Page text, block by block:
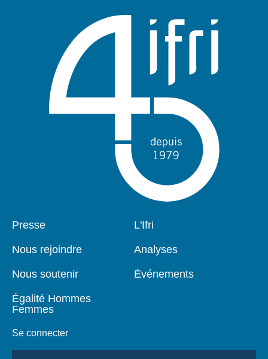
Pied
Presse
Nous rejoindre
Nous soutenir
Égalité Hommes
Femmes
Se connecter
Navigation
L'Ifri
Analyses
Événements